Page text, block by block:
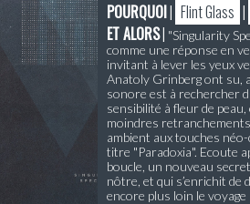
POURQUOI| Flint Glass |
ET ALORS| "Singularity
comme une réponse en
invitant à lever les yeux
Anatoly Grinberg ont su,
sonore est à rechercher
sensibilité à fleur de
moindres retranchements
ambient aux touches
titre "Paradoxia". Ecoute
boucle, un nouveau
nôtre, et qui s’enrichit de
encore plus loin le